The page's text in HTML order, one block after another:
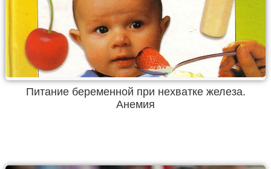
Питание беременной при нехватке железа.
Анемия